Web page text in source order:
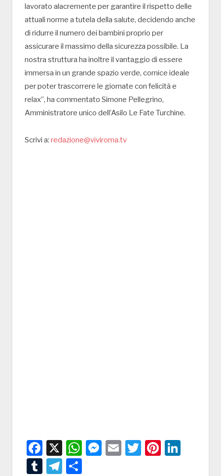
lavorato alacremente per garantire il rispetto delle
attuali norme a tutela della salute, decidendo anche
di ridurre il numero dei bambini proprio per
assicurare il massimo della sicurezza possibile. La
nostra struttura ha inoltre il vantaggio di essere
immersa in un grande spazio verde, cornice ideale
per poter trascorrere le giornate con felicità e
relax”, ha commentato Simone Pellegrino,
Amministratore unico dell’Asilo Le Fate Turchine.
Scrivi a: redazione@viviroma.tv
Facebook
X WhatsApp
Messenger
EmailTwitter
TumblrTelegram